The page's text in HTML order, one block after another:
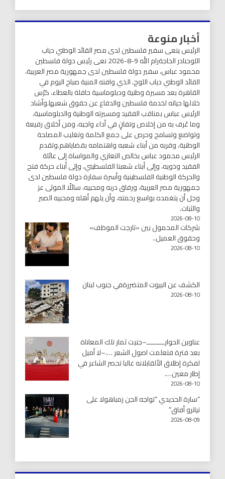
أخبار منوعة
الرئيس ينعى سفير فلسطين لدى مصر القائد الوطني دياب
اللوحنادر الحاجةرام الله 9-8-2026 نعى رئيس دولة فلسطين
محمود عباس، سفير دولة فلسطين لدى جمهورية مصر العربية،
القائد الوطني دياب اللوح، الذي وافته المنية صباح اليوم في
القاهرة بعد مسيرة وطنية ودبلوماسية حافلة بالعطاء، كرّس
خلالها حياته لخدمة فلسطين والدفاع عن حقوق شعبها.وأشاد
الرئيس عباس بمناقب الفقيد ومسيرته الوطنية والدبلوماسية،
وما عُرف به من إخلاص وتفانٍ في أداء واجبه، ومن أخلاق رفيعة
وتواضع وتسامح وحرص على جمع الكلمة وتغليب المصلحة
الوطنية، وقربه من أبناء شعبه واهتمامه بقضاياهم.وتقدم
الرئيس محمود عباس بخالص التعازي والمواساة إلى عائلة
الفقيد وذويه، وإلى أبناء شعبنا الفلسطيني، وإلى أبناء حركة فتح
والحركة الوطنية الفلسطينية وأسرة سفارة دولة فلسطين لدى
جمهورية مصر العربية، ورفاق دربه ومحبيه، سائلًا المولى عز
وجل أن يتغمده بواسع رحمته، وأن يلهم أهله ومحبيه الصبر
والثبات.
2026-08-10
شركات المحمول بين «تارجت الموظف»
وحقوق العميل..
2026-08-10
الكشف عن البيوت المتضررةفي جنوب لبنان
2026-08-10
عناوين الحوارـــــــــ–جنيت ثمار تلك المعاناة
بعد فترة فتعلمت اصول الشعر ….–لا أميل
لفكرة إطلاق الألقابلانه غالبا تحصر الشاعر في
إطار معين….
2026-08-10
“سارة الحديدي “تواجه الجن زمباهولا على
تياترو أفاق”
2026-08-09